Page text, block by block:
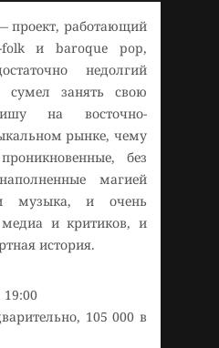
проект, работающий
folk и baroque pop,
недолгий
сумел занять свою
на восточно-
рынке, чему
без
магией
музыка, и очень
и критиков, и
история.
19:00
105 000 в